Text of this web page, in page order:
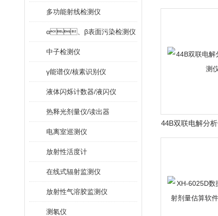
多功能射线检测仪
α、β表面污染检测仪
中子检测仪
γ能谱仪/核素识别仪
液体闪烁计数器/液闪仪
热释光剂量仪/读出器
电离室巡测仪
放射性活度计
在线式辐射监测仪
放射性气溶胶监测仪
测氡仪
44B双联电解分